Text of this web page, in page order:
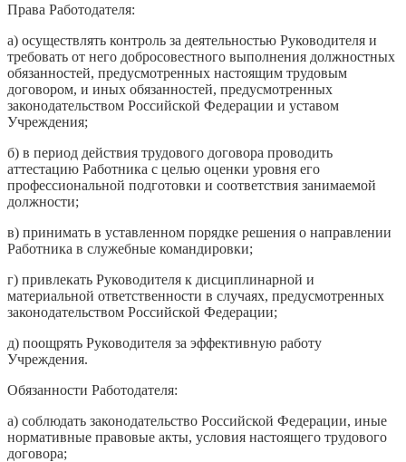
Права Работодателя:
а) осуществлять контроль за деятельностью Руководителя и
требовать от него добросовестного выполнения должностных
обязанностей, предусмотренных настоящим трудовым
договором, и иных обязанностей, предусмотренных
законодательством Российской Федерации и уставом
Учреждения;
б) в период действия трудового договора проводить
аттестацию Работника с целью оценки уровня его
профессиональной подготовки и соответствия занимаемой
должности;
в) принимать в уставленном порядке решения о направлении
Работника в служебные командировки;
г) привлекать Руководителя к дисциплинарной и
материальной ответственности в случаях, предусмотренных
законодательством Российской Федерации;
д) поощрять Руководителя за эффективную работу
Учреждения.
Обязанности Работодателя:
а) соблюдать законодательство Российской Федерации, иные
нормативные правовые акты, условия настоящего трудового
договора;